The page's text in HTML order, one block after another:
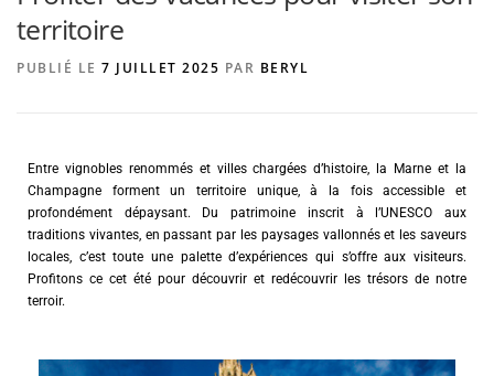
AGENCE DE PUBLICITÉ
territoire
PUBLIÉ LE 7 JUILLET 2025 PAR BERYL
Entre vignobles renommés et villes chargées d’histoire, la Marne et la
Champagne forment un territoire unique, à la fois accessible et
profondément dépaysant. Du patrimoine inscrit à l’UNESCO aux
traditions vivantes, en passant par les paysages vallonnés et les saveurs
locales, c’est toute une palette d’expériences qui s’offre aux visiteurs.
Profitons ce cet été pour découvrir et redécouvrir les trésors de notre
terroir.